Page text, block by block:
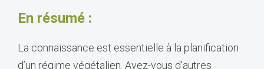
En résumé :
La connaissance est essentielle à la planification
d’un régime végétalien. Avez-vous d’autres